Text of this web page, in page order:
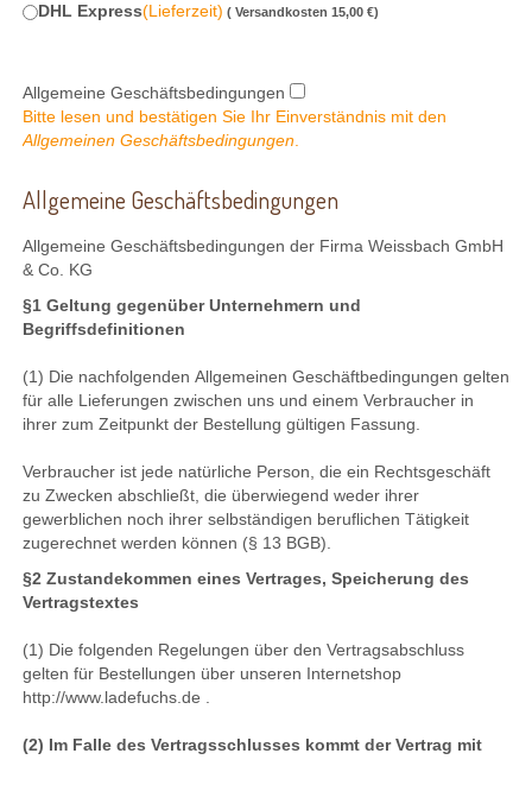
DHL Express(Lieferzeit) ( Versandkosten 15,00 €)
Allgemeine Geschäftsbedingungen
Bitte lesen und bestätigen Sie Ihr Einverständnis mit den
Allgemeinen Geschäftsbedingungen.
Allgemeine Geschäftsbedingungen
Allgemeine Geschäftsbedingungen der Firma Weissbach GmbH
& Co. KG
§1 Geltung gegenüber Unternehmern und
Begriffsdefinitionen
(1) Die nachfolgenden Allgemeinen Geschäftbedingungen gelten
für alle Lieferungen zwischen uns und einem Verbraucher in
ihrer zum Zeitpunkt der Bestellung gültigen Fassung.
Verbraucher ist jede natürliche Person, die ein Rechtsgeschäft
zu Zwecken abschließt, die überwiegend weder ihrer
gewerblichen noch ihrer selbständigen beruflichen Tätigkeit
zugerechnet werden können (§ 13 BGB).
§2 Zustandekommen eines Vertrages, Speicherung des
Vertragstextes
(1) Die folgenden Regelungen über den Vertragsabschluss
gelten für Bestellungen über unseren Internetshop
http://www.ladefuchs.de .
(2) Im Falle des Vertragsschlusses kommt der Vertrag mit